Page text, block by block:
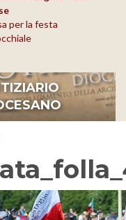
per la festa